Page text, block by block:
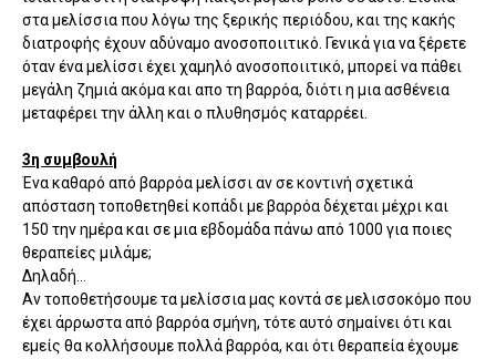
στα μελίσσια που λόγω της ξερικής περιόδου, και της κακής
διατροφής έχουν αδύναμο ανοσοποιιτικό. Γενικά για να ξέρετε
όταν ένα μελίσσι έχει χαμηλό ανοσοποιιτικό, μπορεί να πάθει
μεγάλη ζημιά ακόμα και απο τη βαρρόα, διότι η μια ασθένεια
μεταφέρει την άλλη και ο πλυθησμός καταρρέει.
3η συμβουλή
Ένα καθαρό από βαρρόα μελίσσι αν σε κοντινή σχετικά
απόσταση τοποθετηθεί κοπάδι με βαρρόα δέχεται μέχρι και
150 την ημέρα και σε μια εβδομάδα πάνω από 1000 για ποιες
θεραπείες μιλάμε;
Δηλαδή...
Αν τοποθετήσουμε τα μελίσσια μας κοντά σε μελισσοκόμο που
έχει άρρωστα από βαρρόα σμήνη, τότε αυτό σημαίνει ότι και
εμείς θα κολλήσουμε πολλά βαρρόα, και ότι θεραπεία έχουμε